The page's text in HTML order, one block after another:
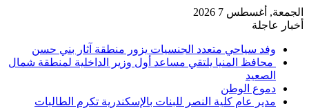
الجمعة, أغسطس 7 2026
أخبار عاجلة
وفد سياحي متعدد الجنسيات يزور منطقة آثار بني حسن
محافظ المنيا يلتقي مساعد أول وزير الداخلية لمنطقة شمال
الصعيد
دموع الوطن
مدير عام كلية النصر للبنات بالإسكندرية تكرم الطالبات